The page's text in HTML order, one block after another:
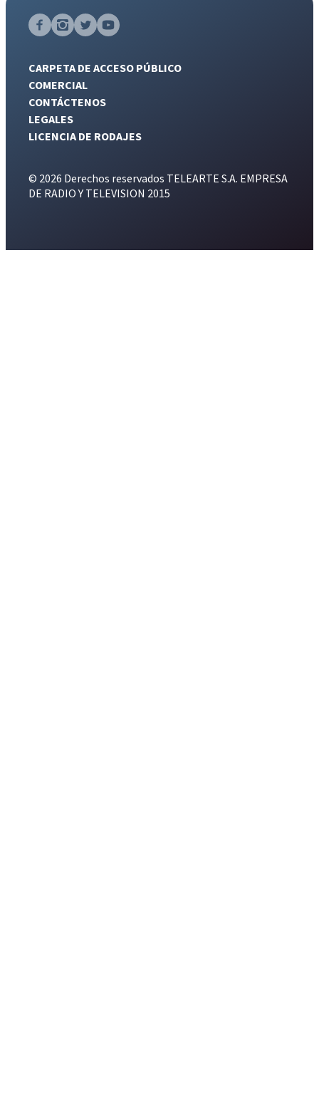
CARPETA DE ACCESO PÚBLICO
COMERCIAL
CONTÁCTENOS
LEGALES
LICENCIA DE RODAJES
© 2026 Derechos reservados TELEARTE S.A. EMPRESA
DE RADIO Y TELEVISION 2015